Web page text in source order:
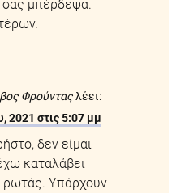
σας μπέρδεψα.
Φρούνταςλέει:
2021 στις 5:07 μμ
δεν είμαι
καταλάβει
ρωτάς. Υπάρχουν